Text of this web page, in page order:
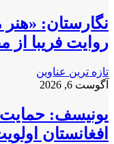
نگارستان:
روایت فریبا از
تازه ترین عناوین
آگوست 6, 2026
یونیسف: حمایت
افغانستان